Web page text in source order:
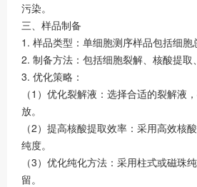
污染。
三、样品制备
1. 样品类型：单细胞测序样品包括细胞
2. 制备方法：包括细胞裂解、核酸提取
3. 优化策略：
（1）优化裂解液：选择合适的裂解液
放。
（2）提高核酸提取效率：采用高效核
纯度。
（3）优化纯化方法：采用柱式或磁珠
留。